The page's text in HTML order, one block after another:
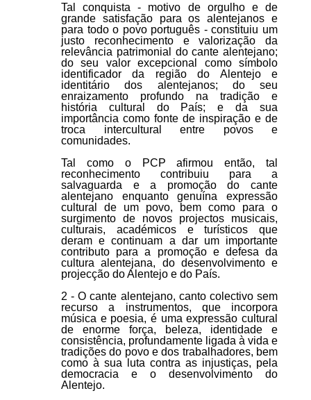
Tal conquista - motivo de orgulho e de
grande satisfação para os alentejanos e
para todo o povo português - constituiu um
justo reconhecimento e valorização da
relevância patrimonial do cante alentejano;
do seu valor excepcional como símbolo
identificador da região do Alentejo e
identitário dos alentejanos; do seu
enraizamento profundo na tradição e
história cultural do País; e da sua
importância como fonte de inspiração e de
troca intercultural entre povos e
comunidades.
Tal como o PCP afirmou então, tal
reconhecimento contribuiu para a
salvaguarda e a promoção do cante
alentejano enquanto genuína expressão
cultural de um povo, bem como para o
surgimento de novos projectos musicais,
culturais, académicos e turísticos que
deram e continuam a dar um importante
contributo para a promoção e defesa da
cultura alentejana, do desenvolvimento e
projecção do Alentejo e do País.
2 - O cante alentejano, canto colectivo sem
recurso a instrumentos, que incorpora
música e poesia, é uma expressão cultural
de enorme força, beleza, identidade e
consistência, profundamente ligada à vida e
tradições do povo e dos trabalhadores, bem
como à sua luta contra as injustiças, pela
democracia e o desenvolvimento do
Alentejo.